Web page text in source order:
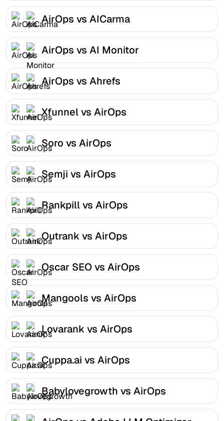
AirOps vs AICarma
AirOps vs AI Monitor
AirOps vs Ahrefs
Xfunnel vs AirOps
Soro vs AirOps
Semji vs AirOps
Rankpill vs AirOps
Outrank vs AirOps
Oscar SEO vs AirOps
Mangools vs AirOps
Lovarank vs AirOps
Cuppa.ai vs AirOps
Babylovegrowth vs AirOps